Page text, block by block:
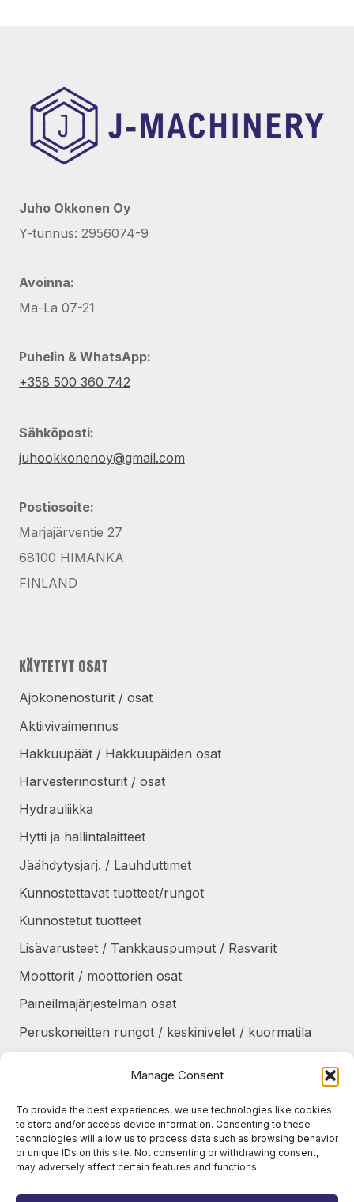
Manage Consent
To provide the best experiences, we use technologies like cookies
to store and/or access device information. Consenting to these
technologies will allow us to process data such as browsing behavior
or unique IDs on this site. Not consenting or withdrawing consent,
may adversely affect certain features and functions.
Juho Okkonen Oy
Y-tunnus: 2956074-9
Avoinna:
Ma-La 07-21
Puhelin & WhatsApp:
+358 500 360 742
Sähköposti:
juhookkonenoy@gmail.com
Postiosoite:
Marjajärventie 27
68100 HIMANKA
FINLAND
KÄYTETYT OSAT
Ajokonenosturit / osat
Aktiivivaimennus
Hakkuupäät / Hakkuupäiden osat
Harvesterinosturit / osat
Hydrauliikka
Hytti ja hallintalaitteet
Jäähdytysjärj. / Lauhduttimet
Kunnostettavat tuotteet/rungot
Kunnostetut tuotteet
Lisävarusteet / Tankkauspumput / Rasvarit
Moottorit / moottorien osat
Paineilmajärjestelmän osat
Peruskoneitten rungot / keskinivelet / kuormatila
Suojapellit / panssarit / portaat
Tankit / Säiliöt
Taukolämmittimet / osat
Voimansiirto